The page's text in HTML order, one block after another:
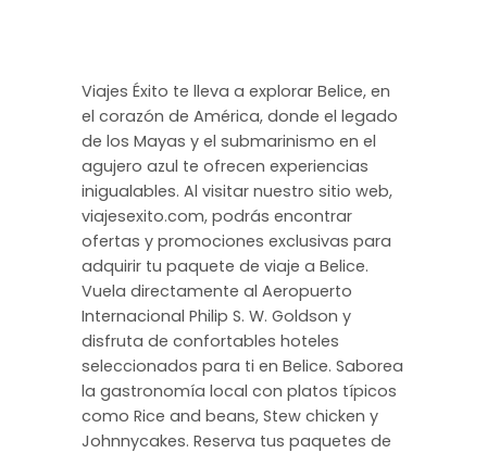
Viajes Éxito te lleva a explorar Belice, en
el corazón de América, donde el legado
de los Mayas y el submarinismo en el
agujero azul te ofrecen experiencias
inigualables. Al visitar nuestro sitio web,
viajesexito.com, podrás encontrar
ofertas y promociones exclusivas para
adquirir tu paquete de viaje a Belice.
Vuela directamente al Aeropuerto
Internacional Philip S. W. Goldson y
disfruta de confortables hoteles
seleccionados para ti en Belice. Saborea
la gastronomía local con platos típicos
como Rice and beans, Stew chicken y
Johnnycakes. Reserva tus paquetes de